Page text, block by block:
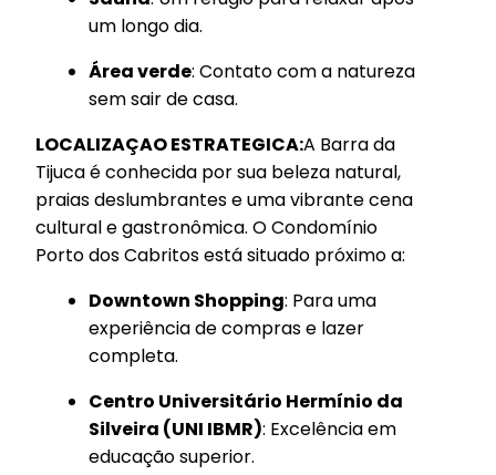
um longo dia.
Área verde: Contato com a natureza
sem sair de casa.
LOCALIZAÇAO ESTRATEGICA:A Barra da
Tijuca é conhecida por sua beleza natural,
praias deslumbrantes e uma vibrante cena
cultural e gastronômica. O Condomínio
Porto dos Cabritos está situado próximo a:
Downtown Shopping: Para uma
experiência de compras e lazer
completa.
Centro Universitário Hermínio da
Silveira (UNI IBMR): Excelência em
educação superior.